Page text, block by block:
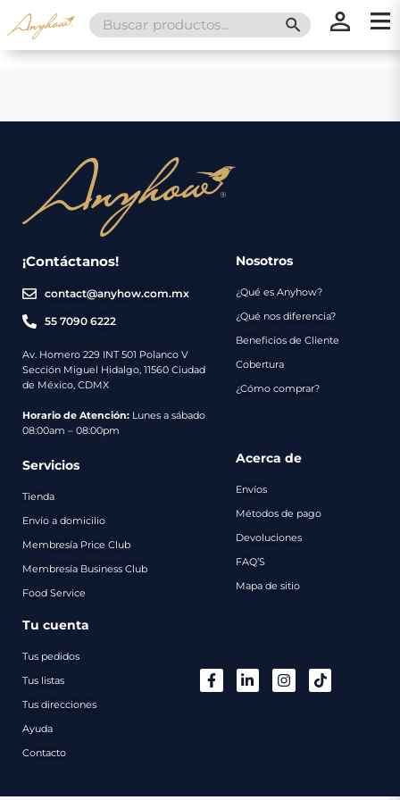
Search
for:
SEARCH
¡Contáctanos!
contact@anyhow.com.mx
55 7090 6222
Av. Homero 229 INT 501 Polanco V
Sección Miguel Hidalgo, 11560 Ciudad
de México, CDMX
Horario de Atención: Lunes a sábado
08:00am – 08:00pm
Nosotros
¿Qué es Anyhow?
¿Qué nos diferencia?
Beneficios de Cliente
Cobertura
¿Cómo comprar?
Servicios
Tienda
Envío a domicilio
Membresía Price Club
Membresía Business Club
Food Service
Acerca de
Envíos
Métodos de pago
Devoluciones
FAQ’S
Mapa de sitio
Tu cuenta
Tus pedidos
Tus listas
Tus direcciones
Ayuda
Contacto
Nosotros
Servicios
Envíos
Métodos
de
Catálogo
Regalos
Contacto